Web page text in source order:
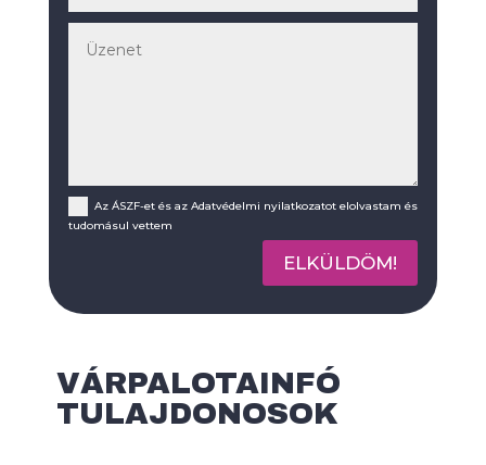
Az ÁSZF-et és az Adatvédelmi nyilatkozatot elolvastam és
tudomásul vettem
ELKÜLDÖM!
VÁRPALOTAINFÓ
TULAJDONOSOK